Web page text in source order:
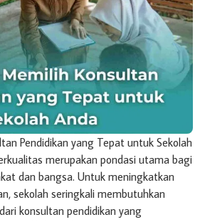
Pendidikan yang Tepat untuk Sekolah
merupakan pondasi utama bagi
dan bangsa. Untuk meningkatkan
sekolah seringkali membutuhkan
konsultan pendidikan yang